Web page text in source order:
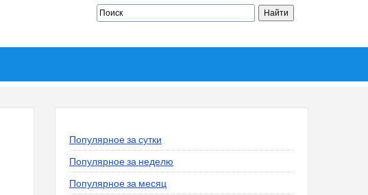
Популярное за сутки
Популярное за неделю
Популярное за месяц